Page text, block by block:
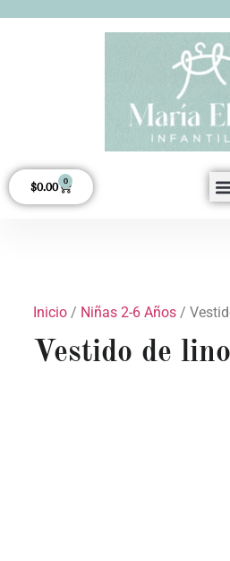
$0.00 0
Inicio/ Niñas 2-6 Años/
Vestido de lino